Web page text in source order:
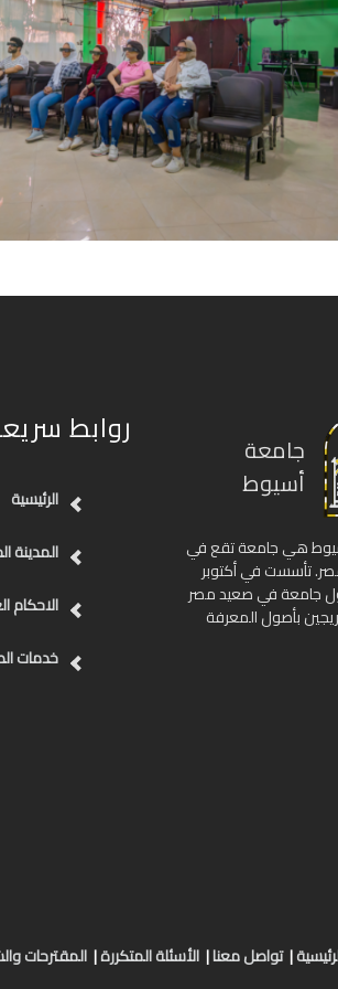
جامعة
أسيوط
هي جامعة تقع في
تأسست في أكتوبر
كأول جامعة في صعيد مصر
بأصول المعرفة
روابط
الرئيسية
المدينة
الاحكام
خدمات
|تواصل معنا| الأسئلة المتكررة| المقترحات